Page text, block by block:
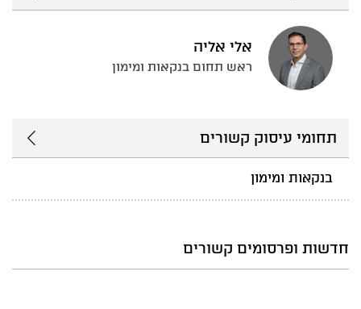
אלי אליה
ראש תחום בנקאות ומימון
תחומי עיסוק קשורים
בנקאות ומימון
חדשות ופרסומים קשורים